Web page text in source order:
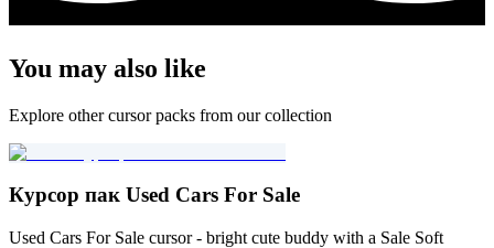
You may also like
Explore other cursor packs from our collection
Курсор пак Used Cars For Sale
Used Cars For Sale cursor - bright cute buddy with a Sale Soft